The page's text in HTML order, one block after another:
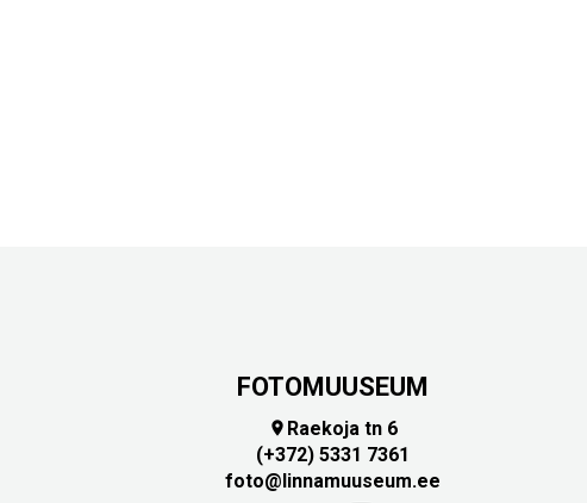
FOTOMUUSEUM
 Raekoja tn 6
(+372) 5331 7361
foto@linnamuuseum.ee